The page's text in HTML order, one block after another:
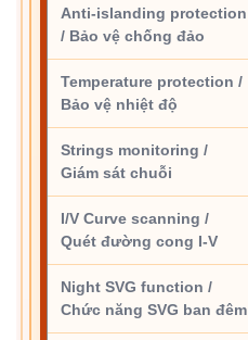
Anti-islanding protection
/ Bảo vệ chống đảo
Temperature protection /
Bảo vệ nhiệt độ
Strings monitoring /
Giám sát chuỗi
I/V Curve scanning /
Quét đường cong I-V
Night SVG function /
Chức năng SVG ban đêm